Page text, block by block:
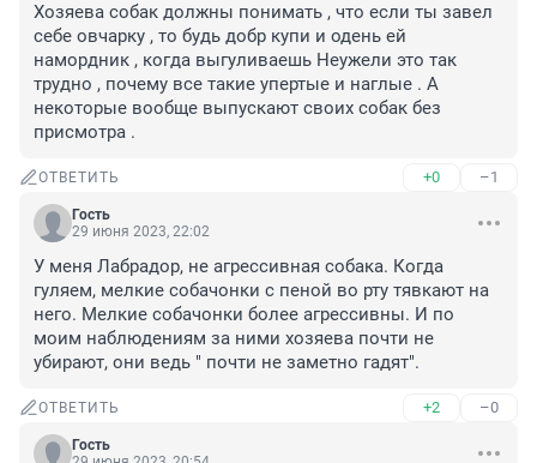
Хозяева собак должны понимать , что если ты завел
себе овчарку , то будь добр купи и одень ей
намордник , когда выгуливаешь Неужели это так
трудно , почему все такие упертые и наглые . А
некоторые вообще выпускают своих собак без
присмотра .
ОТВЕТИТЬ +0 –1
Гость
29 июня 2023, 22:02
У меня Лабрадор, не агрессивная собака. Когда
гуляем, мелкие собачонки с пеной во рту тявкают на
него. Мелкие собачонки более агрессивны. И по
моим наблюдениям за ними хозяева почти не
убирают, они ведь " почти не заметно гадят".
ОТВЕТИТЬ +2 –0
Гость